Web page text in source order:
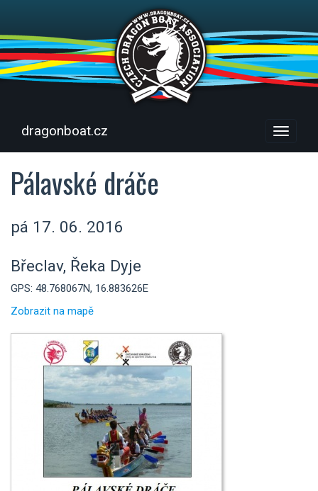
Menu
dragonboat.cz
Pálavské dráče
pá 17. 06. 2016
Břeclav, Řeka Dyje
GPS: 48.768067N, 16.883626E
Zobrazit na mapě